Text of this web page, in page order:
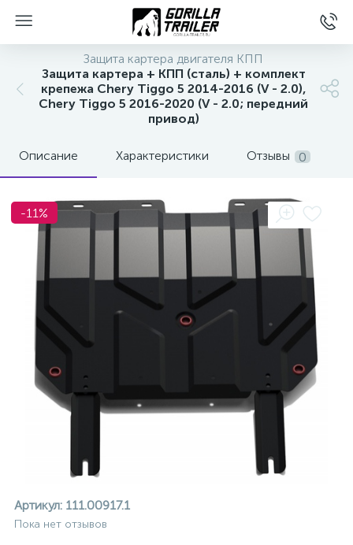
Защита картера двигателя КПП
Защита картера + КПП (сталь) + комплект
крепежа Chery Tiggo 5 2014-2016 (V - 2.0),
Chery Tiggo 5 2016-2020 (V - 2.0; передний
привод)
Описание Характеристики Отзывы 0
-11%
Артикул: 111.00917.1
Пока нет отзывов